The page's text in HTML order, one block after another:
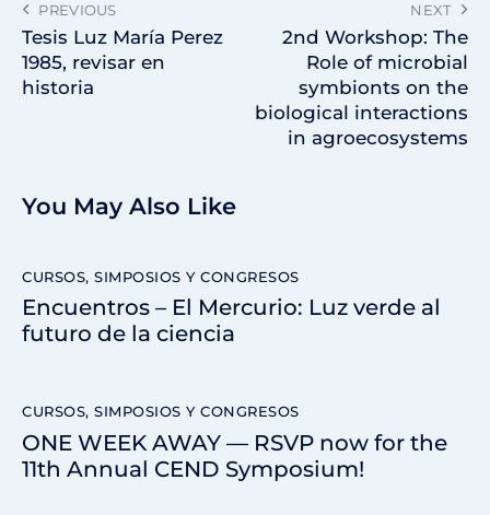
PREVIOUS
Tesis Luz María Perez
1985, revisar en
historia
NEXT
2nd Workshop: The
Role of microbial
symbionts on the
biological interactions
in agroecosystems
You May Also Like
CURSOS, SIMPOSIOS Y CONGRESOS
Encuentros – El Mercurio: Luz verde al
futuro de la ciencia
CURSOS, SIMPOSIOS Y CONGRESOS
ONE WEEK AWAY — RSVP now for the
11th Annual CEND Symposium!